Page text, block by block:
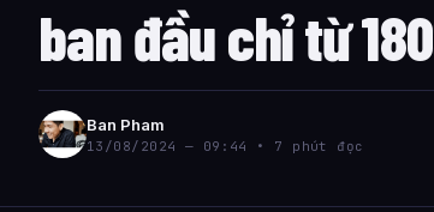
ban đầu chỉ từ
Ban Pham
13/08/2024 — 09:44 • 7 phút đọc